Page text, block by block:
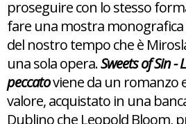
proseguire con lo stesso
fare una mostra
del nostro tempo che è
una sola opera.Sweets of Sin -
peccatoviene da un romanzo
valore, acquistato in una
Dublino che Leopold Bloom,